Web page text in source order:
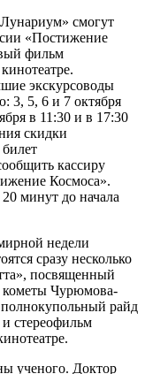
смогут
«Постижение
фильм
экскурсоводы
3, 5, 6 и 7 октября
в 11:30 и в 17:30
скидки
кассиру
Космоса».
минут до начала
недели
сразу несколько
посвященный
кометы Чурюмова-
райд
стереофильм
ученого. Доктор